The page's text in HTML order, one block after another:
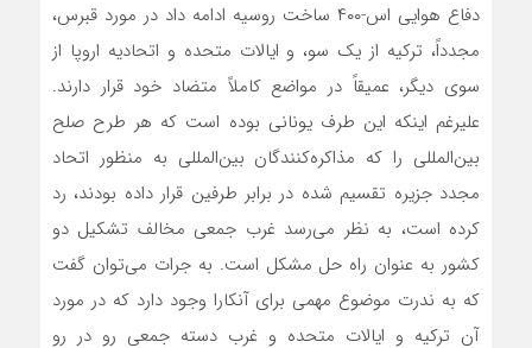
دفاع هوایی اس-۴۰۰ ساخت روسیه ادامه داد در مورد قبرس،
مجدداً، ترکیه از یک سو، و ایالات متحده و اتحادیه اروپا از
سوی دیگر، عمیقاً در مواضع کاملاً متضاد خود قرار دارند.
علیرغم اینکه این طرف یونانی بوده است که هر طرح صلح
بین‌المللی را که مذاکره‌کنندگان بین‌المللی به منظور اتحاد
مجدد جزیره تقسیم شده در برابر طرفین قرار داده بودند، رد
کرده است، به نظر می‌رسد غرب جمعی مخالف تشکیل دو
کشور به عنوان راه حل مشکل است. به جرات‌‌‌ می‌توان گفت
که به ندرت موضوع مهمی برای آنکارا وجود دارد که در مورد
آن ترکیه و ایالات متحده و غرب دسته جمعی رو در رو